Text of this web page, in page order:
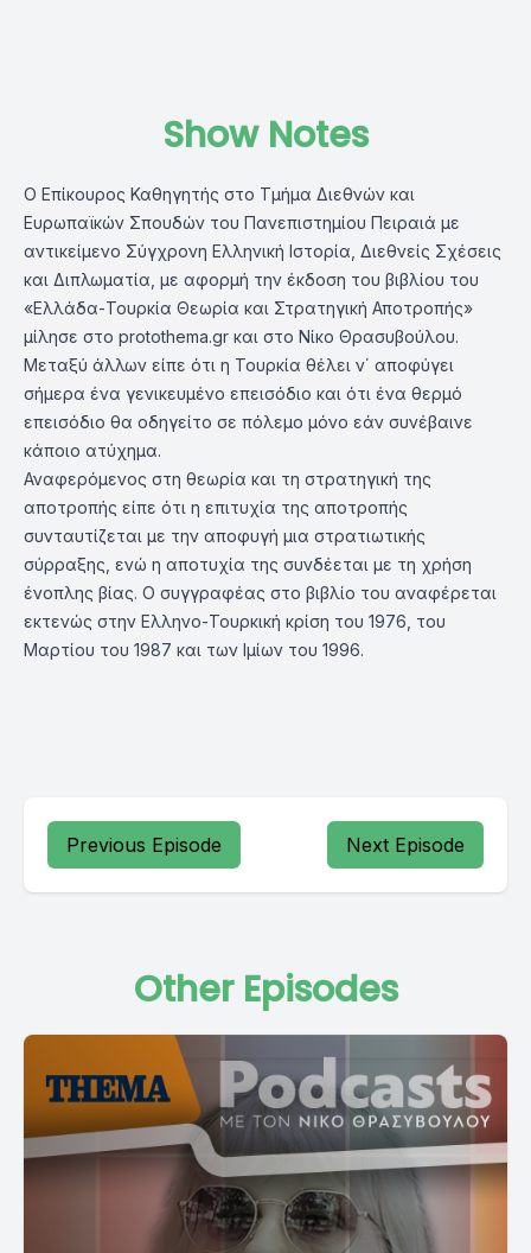
Show Notes
Ο Επίκουρος Καθηγητής στο Τμήμα Διεθνών και
Ευρωπαϊκών Σπουδών του Πανεπιστημίου Πειραιά με
αντικείμενο Σύγχρονη Ελληνική Ιστορία, Διεθνείς Σχέσεις
και Διπλωματία, με αφορμή την έκδοση του βιβλίου του
«Ελλάδα-Τουρκία Θεωρία και Στρατηγική Αποτροπής»
μίλησε στο protothema.gr και στο Νίκο Θρασυβούλου.
Μεταξύ άλλων είπε ότι η Τουρκία θέλει ν΄ αποφύγει
σήμερα ένα γενικευμένο επεισόδιο και ότι ένα θερμό
επεισόδιο θα οδηγείτο σε πόλεμο μόνο εάν συνέβαινε
κάποιο ατύχημα.
Αναφερόμενος στη θεωρία και τη στρατηγική της
αποτροπής είπε ότι η επιτυχία της αποτροπής
συνταυτίζεται με την αποφυγή μια στρατιωτικής
σύρραξης, ενώ η αποτυχία της συνδέεται με τη χρήση
ένοπλης βίας. Ο συγγραφέας στο βιβλίο του αναφέρεται
εκτενώς στην Ελληνο-Τουρκική κρίση του 1976, του
Μαρτίου του 1987 και των Ιμίων του 1996.
Previous Episode Next Episode
Other Episodes